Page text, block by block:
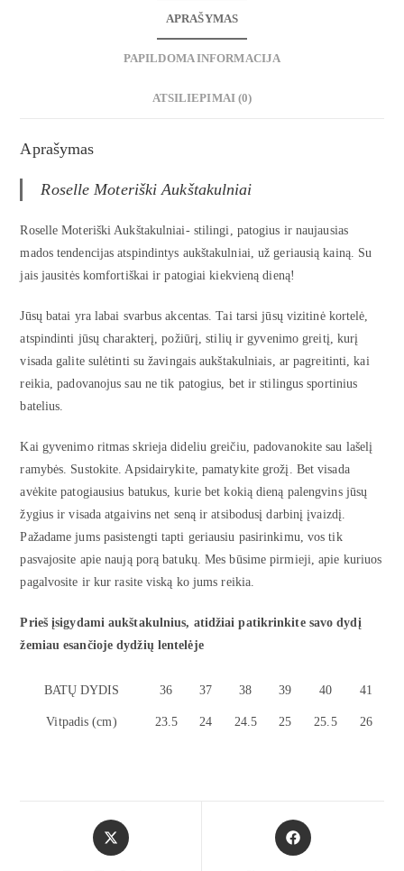
APRAŠYMAS
PAPILDOMA INFORMACIJA
ATSILIEPIMAI (0)
Aprašymas
Roselle Moteriški Aukštakulniai
Roselle Moteriški Aukštakulniai- stilingi, patogius ir naujausias
mados tendencijas atspindintys aukštakulniai, už geriausią kainą. Su
jais jausitės komfortiškai ir patogiai kiekvieną dieną!
Jūsų batai yra labai svarbus akcentas. Tai tarsi jūsų vizitinė kortelė,
atspindinti jūsų charakterį, požiūrį, stilių ir gyvenimo greitį, kurį
visada galite sulėtinti su žavingais aukštakulniais, ar pagreitinti, kai
reikia, padovanojus sau ne tik patogius, bet ir stilingus sportinius
batelius.
Kai gyvenimo ritmas skrieja dideliu greičiu, padovanokite sau lašelį
ramybės. Sustokite. Apsidairykite, pamatykite grožį. Bet visada
avėkite patogiausius batukus, kurie bet kokią dieną palengvins jūsų
žygius ir visada atgaivins net seną ir atsibodusį darbinį įvaizdį.
Pažadame jums pasistengti tapti geriausiu pasirinkimu, vos tik
pasvajosite apie naują porą batukų. Mes būsime pirmieji, apie kuriuos
pagalvosite ir kur rasite viską ko jums reikia.
Prieš įsigydami aukštakulnius, atidžiai patikrinkite savo dydį
žemiau esančioje dydžių lentelėje
BATŲ DYDIS 36 37 38 39 40 41
Vitpadis (cm) 23.5 24 24.5 25 25.5 26